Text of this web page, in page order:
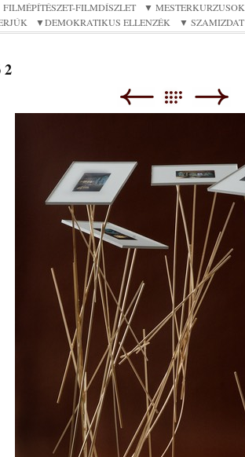
FILMDÍSZLET ▼ MESTERKURZUSOK
▼DEMOKRATIKUS ELLENZÉK ▼ SZAMIZDAT
2